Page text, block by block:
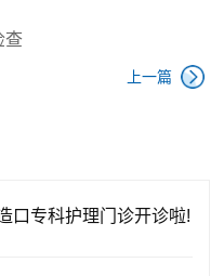
查
上一篇
口专科护理门诊开诊啦!